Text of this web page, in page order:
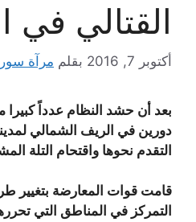
القتالي في
أكتوبر 7, 2016 بقلم مرآة
بعد أن حشد النظام عدداً كبيرا
دورين في الريف الشمالي
التقدم نحوها واقتحام التلة
قامت قوات المعارضة بتغيير
التمركز في المناطق التي